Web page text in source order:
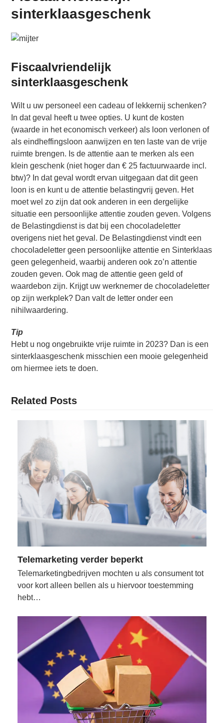
sinterklaasgeschenk
Fiscaalvriendelijk
sinterklaasgeschenk
Wilt u uw personeel een cadeau of lekkernij schenken?
In dat geval heeft u twee opties. U kunt de kosten
(waarde in het economisch verkeer) als loon verlonen of
als eindheffingsloon aanwijzen en ten laste van de vrije
ruimte brengen. Is de attentie aan te merken als een
klein geschenk (niet hoger dan € 25 factuurwaarde incl.
btw)? In dat geval wordt ervan uitgegaan dat dit geen
loon is en kunt u de attentie belastingvrij geven. Het
moet wel zo zijn dat ook anderen in een dergelijke
situatie een persoonlijke attentie zouden geven. Volgens
de Belastingdienst is dat bij een chocoladeletter
overigens niet het geval. De Belastingdienst vindt een
chocoladeletter geen persoonlijke attentie en Sinterklaas
geen gelegenheid, waarbij anderen ook zo’n attentie
zouden geven. Ook mag de attentie geen geld of
waardebon zijn. Krijgt uw werknemer de chocoladeletter
op zijn werkplek? Dan valt de letter onder een
nihilwaardering.
Tip
Hebt u nog ongebruikte vrije ruimte in 2023? Dan is een
sinterklaasgeschenk misschien een mooie gelegenheid
om hiermee iets te doen.
Related Posts
Telemarketing verder beperkt
Telemarketingbedrijven mochten u als consument tot
voor kort alleen bellen als u hiervoor toestemming
hebt…